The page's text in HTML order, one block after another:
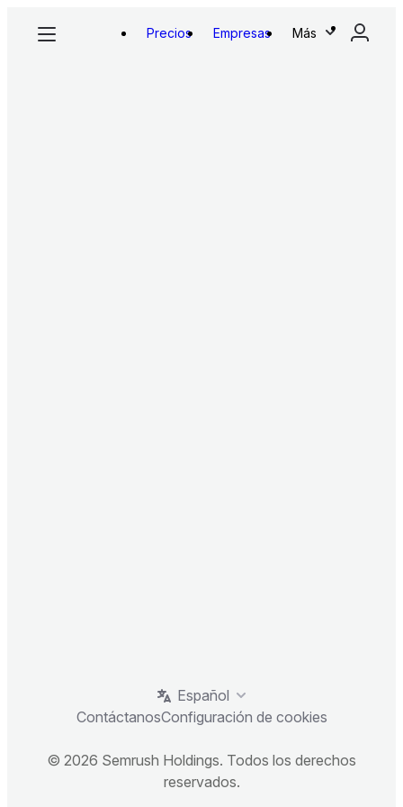
Precios Empresas Más
Español
ContáctanosConfiguración de cookies
© 2026 Semrush Holdings. Todos los derechos
reservados.